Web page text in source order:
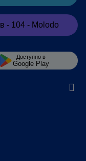
Доступно в
Google Play